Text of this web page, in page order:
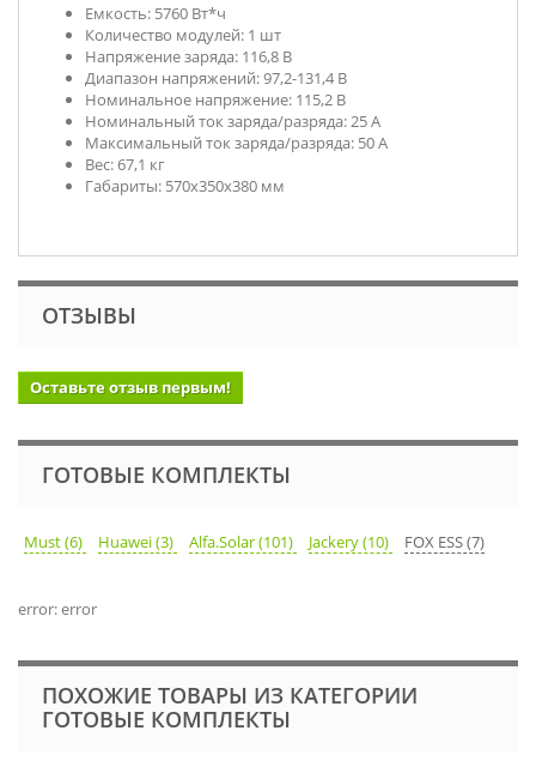
Емкость: 5760 Вт*ч
Количество модулей: 1 шт
Напряжение заряда: 116,8 В
Диапазон напряжений: 97,2-131,4 В
Номинальное напряжение: 115,2 В
Номинальный ток заряда/разряда: 25 А
Максимальный ток заряда/разряда: 50 А
Вес: 67,1 кг
Габариты: 570х350х380 мм
ОТЗЫВЫ
Оставьте отзыв первым!
ГОТОВЫЕ КОМПЛЕКТЫ
Must (6) Huawei (3) Alfa.Solar (101) Jackery (10) FOX ESS (7)
error: error
ПОХОЖИЕ ТОВАРЫ ИЗ КАТЕГОРИИ
ГОТОВЫЕ КОМПЛЕКТЫ